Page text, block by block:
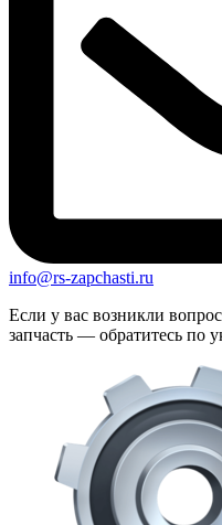
info@rs-zapchasti.ru
Если у вас возникли
запчасть — обратитесь по